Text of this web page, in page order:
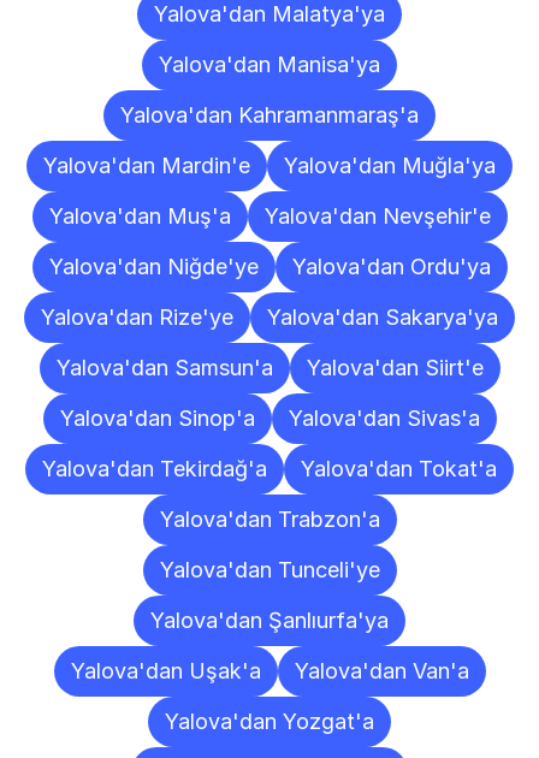
Yalova'dan Malatya'ya
Yalova'dan Manisa'ya
Yalova'dan Kahramanmaraş'a
Yalova'dan Mardin'e
Yalova'dan Muğla'ya
Yalova'dan Muş'a
Yalova'dan Nevşehir'e
Yalova'dan Niğde'ye
Yalova'dan Ordu'ya
Yalova'dan Rize'ye
Yalova'dan Sakarya'ya
Yalova'dan Samsun'a
Yalova'dan Siirt'e
Yalova'dan Sinop'a
Yalova'dan Sivas'a
Yalova'dan Tekirdağ'a
Yalova'dan Tokat'a
Yalova'dan Trabzon'a
Yalova'dan Tunceli'ye
Yalova'dan Şanlıurfa'ya
Yalova'dan Uşak'a
Yalova'dan Van'a
Yalova'dan Yozgat'a